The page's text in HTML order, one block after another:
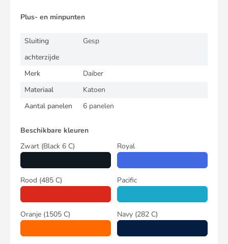
Plus- en minpunten
Sluiting
achterzijde
Gesp
Merk
Daiber
Materiaal
Katoen
Aantal panelen
6 panelen
Beschikbare kleuren
Zwart (Black 6 C) Royal
Rood (485 C) Pacific
Oranje (1505 C) Navy (282 C)